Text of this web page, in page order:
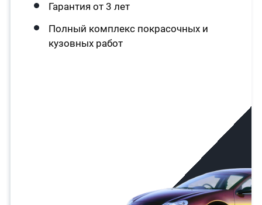
Гарантия от 3 лет
Полный комплекс покрасочных и
кузовных работ